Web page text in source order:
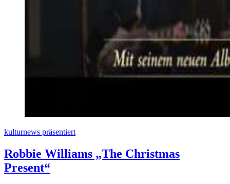
kulturnews präsentiert
Robbie Williams „The Christmas
Present“